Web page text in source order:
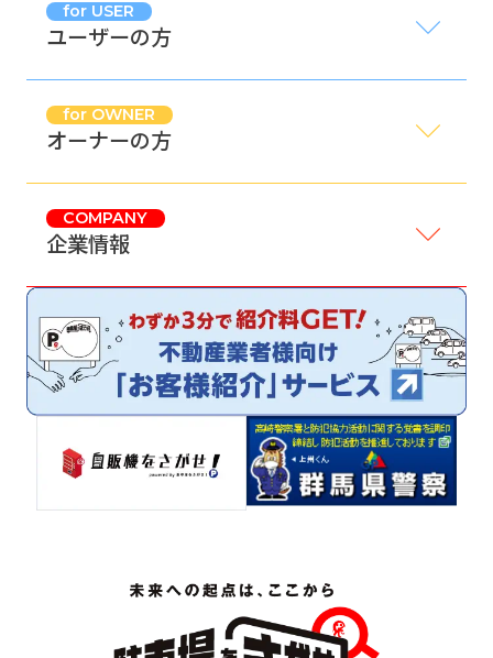
for USER
ユーザーの方
for OWNER
オーナーの方
COMPANY
企業情報
サイトマップ
プライバシーポリシー